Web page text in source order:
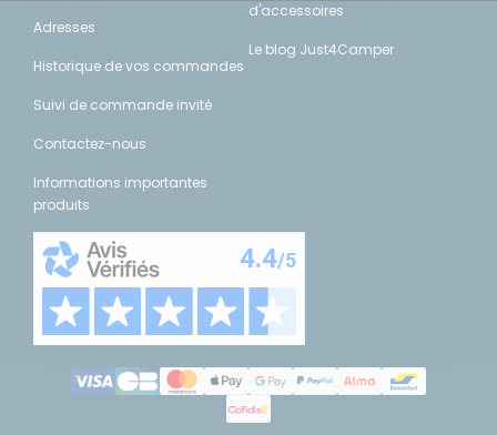
Adresses
Historique de vos commandes
Suivi de commande invité
Contactez-nous
Informations importantes
produits
d'accessoires
Le blog Just4Camper